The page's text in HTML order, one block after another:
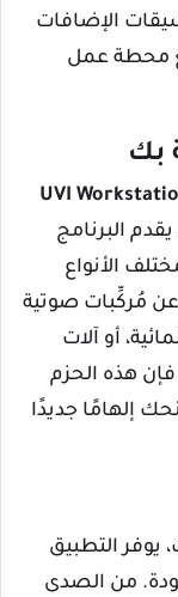
الإضافات
محطة عمل
بك
UVI
البرنامج
الأنواع
مُركِّبات صوتية
أو آلات
هذه الحزم
إلهامًا جديدًا
يوفر التطبيق
من الصدى